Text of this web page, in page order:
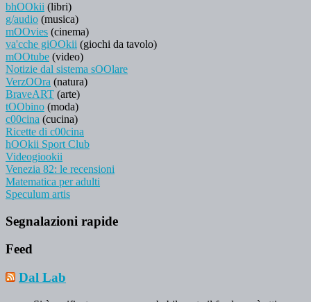
bhOOkii (libri)
g/audio (musica)
mOOvies (cinema)
va'cche giOOkii (giochi da tavolo)
mOOtube (video)
Notizie dal sistema sOOlare
VerzOOra (natura)
BraveART (arte)
tOObino (moda)
c00cina (cucina)
Ricette di c00cina
hOOkii Sport Club
Videogiookii
Venezia 82: le recensioni
Matematica per adulti
Speculum artis
Segnalazioni rapide
Feed
Dal Lab